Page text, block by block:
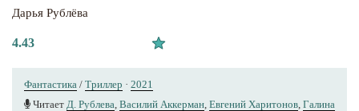
Дарья Рублёва
4.43
Фантастика / Триллер · 2021
Читает Д. Рублева Василий Аккерман Евгений Харитонов Галина